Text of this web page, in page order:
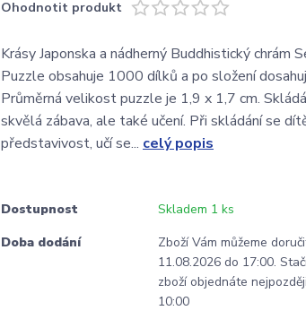
Ohodnotit produkt
Krásy Japonska a nádherný Buddhistický chrám
Puzzle obsahuje 1000 dílků a po složení
Průměrná velikost puzzle je 1,9 x 1,7 cm.
skvělá zábava, ale také učení. Při skládání se
představivost, učí se... celý popis
Dostupnost
Skladem 1 ks
Doba dodání
Zboží Vám můžeme
11.08.2026 do 17:00.
zboží objednáte
10:00